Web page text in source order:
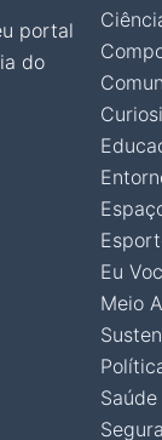
portal
do
Eu
Meio
Saúde